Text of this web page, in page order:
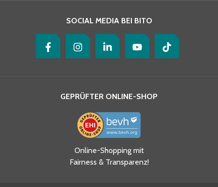
Ja, ich habe die
Datenschutzhinweise gelesen
und akzeptiere diese.
SOCIAL MEDIA BEI BITO
GEPRÜFTER ONLINE-SHOP
Online-Shopping mit
Fairness & Transparenz!